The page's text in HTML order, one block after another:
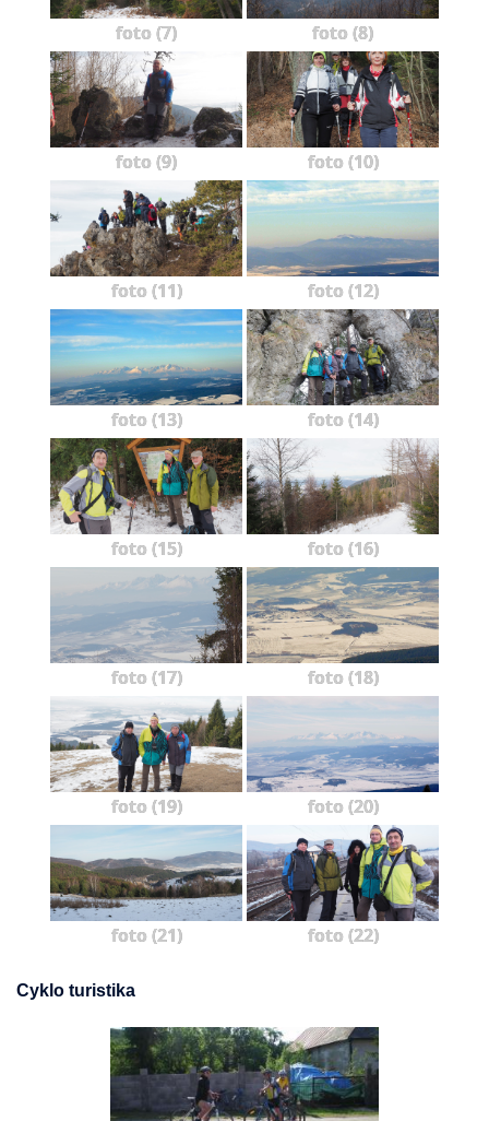
foto (7) foto (8)
foto (9) foto (10)
foto (11) foto (12)
foto (13) foto (14)
foto (15) foto (16)
foto (17) foto (18)
foto (19) foto (20)
foto (21) foto (22)
Cyklo turistika